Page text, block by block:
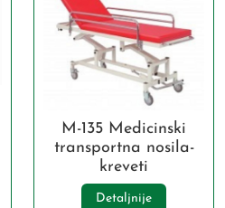
M-135 Medicinski
transportna nosila-
kreveti
Detaljnije